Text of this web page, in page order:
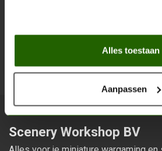
Alles toestaan
Aanpassen
Blijf op de hoogte over
Scenery Workshop BV